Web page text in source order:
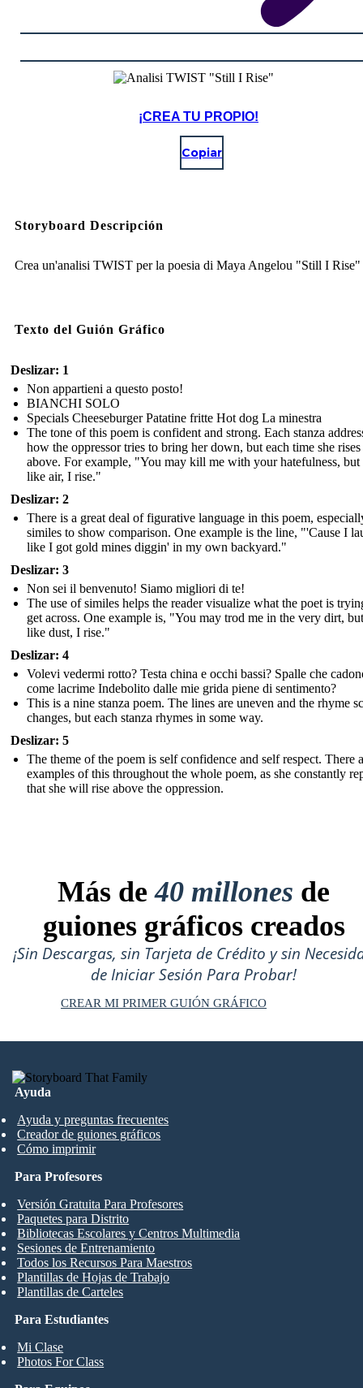
¡CREA TU PROPIO!
Copiar
Storyboard Descripción
Crea un'analisi TWIST per la poesia di Maya Angelou "Still I Rise"
Texto del Guión Gráfico
Deslizar: 1
Non appartieni a questo posto!
BIANCHI SOLO
Specials Cheeseburger Patatine fritte Hot dog La minestra
The tone of this poem is confident and strong. Each stanza
how the oppressor tries to bring her down, but each time she rises
above. For example, "You may kill me with your hatefulness,
like air, I rise."
Deslizar: 2
There is a great deal of figurative language in this poem,
similes to show comparison. One example is the line, "'Cause I
like I got gold mines diggin' in my own backyard."
Deslizar: 3
Non sei il benvenuto! Siamo migliori di te!
The use of similes helps the reader visualize what the poet is
get across. One example is, "You may trod me in the very dirt,
like dust, I rise."
Deslizar: 4
Volevi vedermi rotto? Testa china e occhi bassi? Spalle che
come lacrime Indebolito dalle mie grida piene di sentimento?
This is a nine stanza poem. The lines are uneven and the rhyme
changes, but each stanza rhymes in some way.
Deslizar: 5
The theme of the poem is self confidence and self respect. There
examples of this throughout the whole poem, as she constantly
that she will rise above the oppression.
Más de40 millones de
guiones gráficos creados
¡Sin Descargas, sin Tarjeta de Crédito y sin
de Iniciar Sesión Para Probar!
CREAR MI PRIMER GUIÓN GRÁFICO
Ayuda
Ayuda y preguntas frecuentes
Creador de guiones gráficos
Cómo imprimir
Para Estudiantes
Mi Clase
Photos For Class
Para Profesores
Versión Gratuita Para Profesores
Paquetes para Distrito
Bibliotecas Escolares y Centros Multimedia
Sesiones de Entrenamiento
Todos los Recursos Para Maestros
Plantillas de Hojas de Trabajo
Plantillas de Carteles